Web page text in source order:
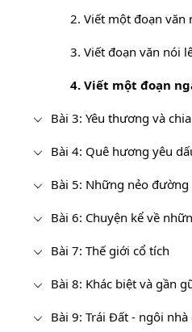
Bài 3: Yêu thương và
Bài 4: Quê hương yêu
Bài 5: Những nẻo
Bài 6: Chuyện kể về
Bài 7: Thế giới cổ tích
Bài 8: Khác biệt và gần
Bài 9: Trái Đất - ngôi nhà